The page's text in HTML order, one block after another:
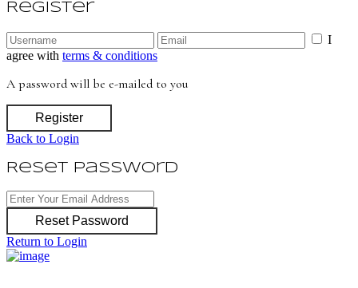
Register
I
agree with terms & conditions
A password will be e-mailed to you
Register
Back to Login
Reset Password
Reset Password
Return to Login